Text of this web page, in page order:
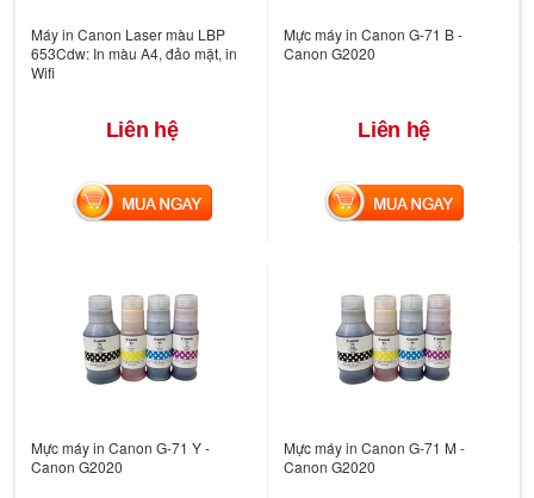
Máy in Canon Laser màu LBP
653Cdw: In màu A4, đảo mặt, in
Wifi
Liên hệ
MUA NGAY
Mực máy in Canon G-71 B -
Canon G2020
Liên hệ
MUA NGAY
Mực máy in Canon G-71 Y -
Canon G2020
Mực máy in Canon G-71 M -
Canon G2020